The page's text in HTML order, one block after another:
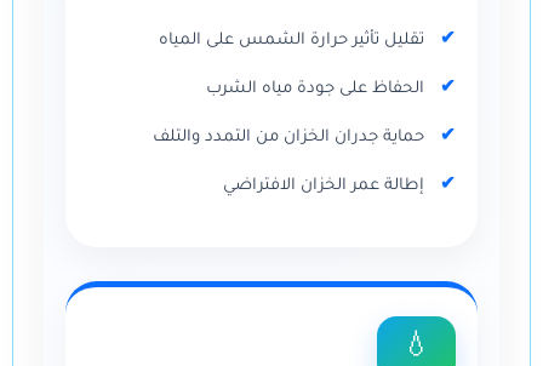
تقليل تأثير حرارة الشمس على المياه
الحفاظ على جودة مياه الشرب
حماية جدران الخزان من التمدد والتلف
إطالة عمر الخزان الافتراضي
💧